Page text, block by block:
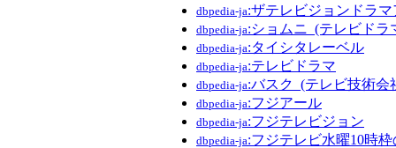
dbpedia-ja:ザテレビジョンドラ
dbpedia-ja:ショムニ_(テレビドラ
dbpedia-ja:タイシタレーベル
dbpedia-ja:テレビドラマ
dbpedia-ja:バスク_(テレビ技術会
dbpedia-ja:フジアール
dbpedia-ja:フジテレビジョン
dbpedia-ja:フジテレビ水曜10時